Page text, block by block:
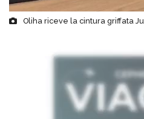
Oliha riceve la cintura griffata